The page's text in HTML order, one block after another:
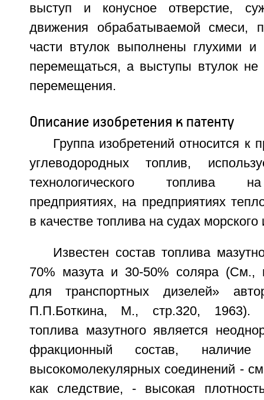
выступ и конусное отверстие,
движения обрабатываемой смеси,
части втулок выполнены глухими и
перемещаться, а выступы втулок
перемещения.
Описание изобретения к патенту
Группа изобретений относится к
углеводородных топлив,
технологического топлива
предприятиях, на предприятиях
в качестве топлива на судах
Известен состав топлива
70% мазута и 30-50% соляра (См.,
для транспортных дизелей»
П.П.Боткина, М., стр.320, 1963).
топлива мазутного является
фракционный состав, наличие
высокомолекулярных соединений -
как следствие, - высокая